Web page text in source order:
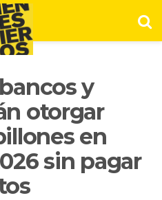
y
otorgar
en
sin pagar